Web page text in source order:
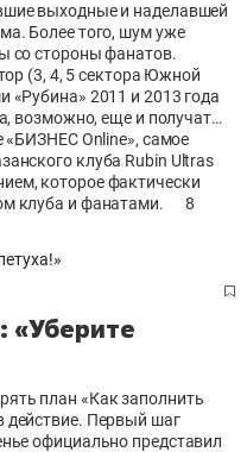
выходные и наделавшей
Более того, шум уже
со стороны фанатов.
(3, 4, 5 сектора Южной
«Рубина» 2011 и 2013 года
возможно, еще и получат…
«БИЗНЕС Online», самое
клуба Rubin Ultras
которое фактически
клуба и фанатами.
8
«Уберите
план «Как заполнить
действие. Первый шаг
официально представил